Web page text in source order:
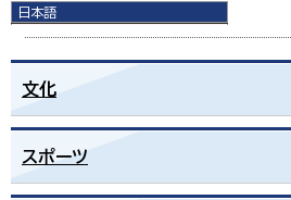
日本語
简体中文
繁體中文
（9月27日）
文化
スポーツ